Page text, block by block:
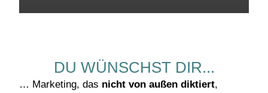
DU WÜNSCHST DIR...
… Marketing, das nicht von außen diktiert,